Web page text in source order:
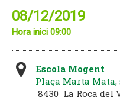
08/12/2019
Hora inici 09:00
Escola Mogent
Plaça Marta Mata,
8430 La Roca del